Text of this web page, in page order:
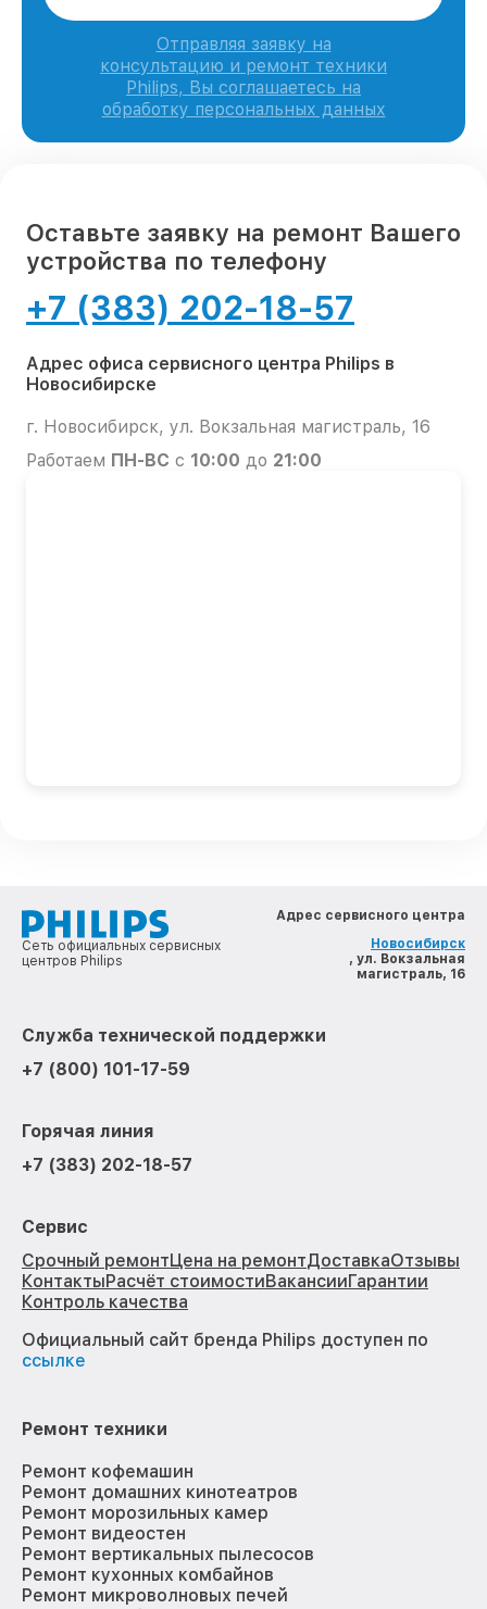
Отправляя заявку на
консультацию и ремонт техники
Philips, Вы соглашаетесь на
обработку персональных данных
Оставьте заявку на ремонт Вашего
устройства по телефону
+7 (383) 202-18-57
Адрес офиса сервисного центра Philips в
Новосибирске
г. Новосибирск, ул. Вокзальная магистраль, 16
Работаем ПН-ВС с 10:00 до 21:00
Сеть официальных сервисных
центров Philips
Адрес сервисного центра
Новосибирск
, ул. Вокзальная
магистраль, 16
Служба технической поддержки
+7 (800) 101-17-59
Горячая линия
+7 (383) 202-18-57
Сервис
Срочный ремонтЦена на ремонтДоставкаОтзывы
КонтактыРасчёт стоимостиВакансииГарантии
Контроль качества
Официальный сайт бренда Philips доступен по
ссылке
Ремонт техники
Ремонт кофемашин
Ремонт домашних кинотеатров
Ремонт морозильных камер
Ремонт видеостен
Ремонт вертикальных пылесосов
Ремонт кухонных комбайнов
Ремонт микроволновых печей